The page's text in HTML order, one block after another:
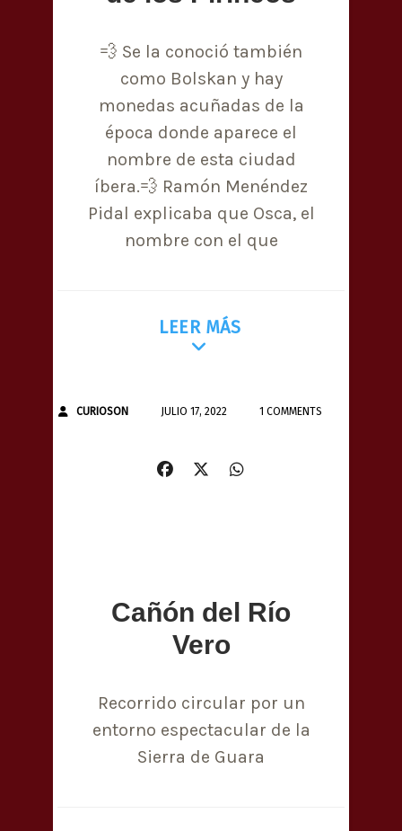
💨 Se la conoció también
como Bolskan y hay
monedas acuñadas de la
época donde aparece el
nombre de esta ciudad
íbera.💨 Ramón Menéndez
Pidal explicaba que Osca, el
nombre con el que
LEER MÁS
CURIOSON JULIO 17, 2022 1 COMMENTS
Cañón del Río
Vero
Recorrido circular por un
entorno espectacular de la
Sierra de Guara